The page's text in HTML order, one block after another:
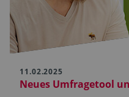
11.02.2025
Neues Umfragetool